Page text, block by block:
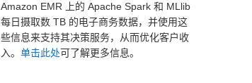
Amazon EMR 上的 Apache Spark 和 MLlib
每日摄取数 TB 的电子商务数据，并使用这
些信息来支持其决策服务，从而优化客户收
入。单击此处可了解更多信息。